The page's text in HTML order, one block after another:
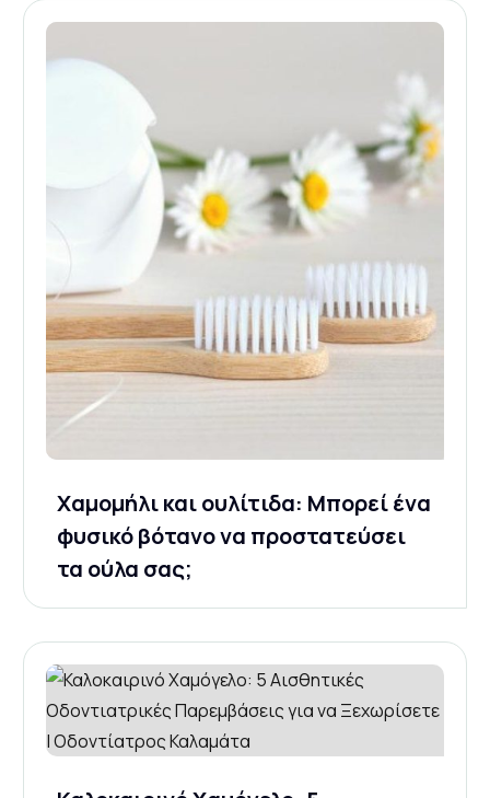
Χαμομήλι και ουλίτιδα: Μπορεί ένα
φυσικό βότανο να προστατεύσει
τα ούλα σας;